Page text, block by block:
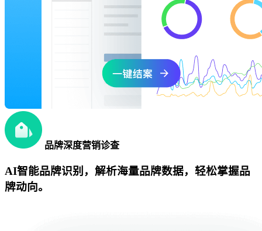
品牌深度营销诊查
AI智能品牌识别，解析海量品牌数据，轻松掌握品
牌动向。